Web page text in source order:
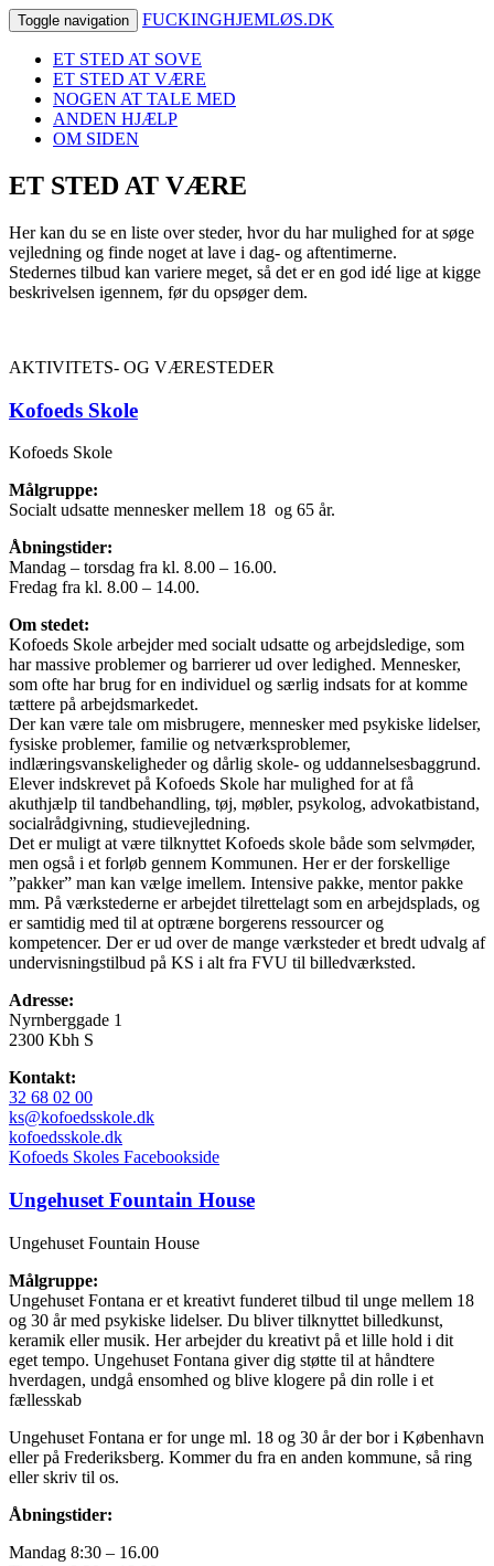
Toggle navigation FUCKINGHJEMLØS.DK
ET STED AT SOVE
ET STED AT VÆRE
NOGEN AT TALE MED
ANDEN HJÆLP
OM SIDEN
ET STED AT VÆRE
Her kan du se en liste over steder, hvor du har mulighed for at søge
vejledning og finde noget at lave i dag- og aftentimerne.
Stedernes tilbud kan variere meget, så det er en god idé lige at kigge
beskrivelsen igennem, før du opsøger dem.
AKTIVITETS- OG VÆRESTEDER
Kofoeds Skole
Kofoeds Skole
Målgruppe:
Socialt udsatte mennesker mellem 18 og 65 år.
Åbningstider:
Mandag – torsdag fra kl. 8.00 – 16.00.
Fredag fra kl. 8.00 – 14.00.
Om stedet:
Kofoeds Skole arbejder med socialt udsatte og arbejdsledige, som
har massive problemer og barrierer ud over ledighed. Mennesker,
som ofte har brug for en individuel og særlig indsats for at komme
tættere på arbejdsmarkedet.
Der kan være tale om misbrugere, mennesker med psykiske lidelser,
fysiske problemer, familie og netværksproblemer,
indlæringsvanskeligheder og dårlig skole- og uddannelsesbaggrund.
Elever indskrevet på Kofoeds Skole har mulighed for at få
akuthjælp til tandbehandling, tøj, møbler, psykolog, advokatbistand,
socialrådgivning, studievejledning.
Det er muligt at være tilknyttet Kofoeds skole både som selvmøder,
men også i et forløb gennem Kommunen. Her er der forskellige
”pakker” man kan vælge imellem. Intensive pakke, mentor pakke
mm. På værkstederne er arbejdet tilrettelagt som en arbejdsplads, og
er samtidig med til at optræne borgerens ressourcer og
kompetencer. Der er ud over de mange værksteder et bredt udvalg af
undervisningstilbud på KS i alt fra FVU til billedværksted.
Adresse:
Nyrnberggade 1
2300 Kbh S
Kontakt:
32 68 02 00
ks@kofoedsskole.dk
kofoedsskole.dk
Kofoeds Skoles Facebookside
Ungehuset Fountain House
Ungehuset Fountain House
Målgruppe:
Ungehuset Fontana er et kreativt funderet tilbud til unge mellem 18
og 30 år med psykiske lidelser. Du bliver tilknyttet billedkunst,
keramik eller musik. Her arbejder du kreativt på et lille hold i dit
eget tempo. Ungehuset Fontana giver dig støtte til at håndtere
hverdagen, undgå ensomhed og blive klogere på din rolle i et
fællesskab
Ungehuset Fontana er for unge ml. 18 og 30 år der bor i København
eller på Frederiksberg. Kommer du fra en anden kommune, så ring
eller skriv til os.
Åbningstider:
Mandag 8:30 – 16.00